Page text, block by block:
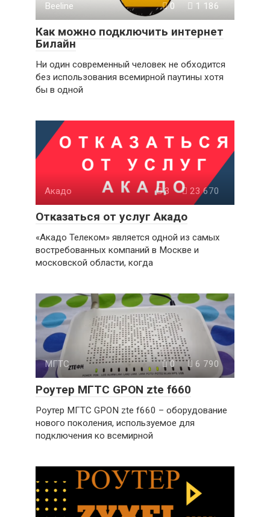
Beeline 0 1 186
Как можно подключить интернет
Билайн
Ни один современный человек не обходится
без использования всемирной паутины хотя
бы в одной
Акадо 3 23 670
Отказаться от услуг Акадо
«Акадо Телеком» является одной из самых
востребованных компаний в Москве и
московской области, когда
МГТС 0 6 790
Роутер МГТС GPON zte f660
Роутер МГТС GPON zte f660 – оборудование
нового поколения, используемое для
подключения ко всемирной